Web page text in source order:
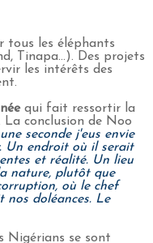
tous les éléphants
Tinapa...). Des projets
les intérêts des
qui fait ressortir la
La conclusion de Noo
seconde j'eus envie
Un endroit où il serait
et réalité. Un lieu
nature, plutôt que
où le chef
nos doléances. Le
Nigérians se sont